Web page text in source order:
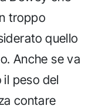
troppo
quello
Anche se va
peso del
contare